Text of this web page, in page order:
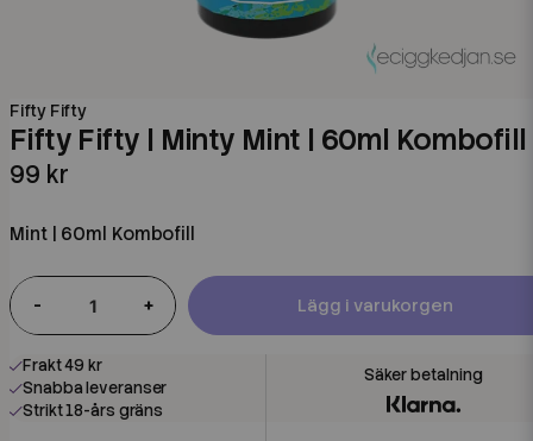
Fifty Fifty
Fifty Fifty | Minty Mint | 60ml Kombofill
99 kr
Mint | 60ml Kombofill
- + Lägg i varukorgen
Frakt 49 kr
Snabba leveranser
Strikt 18-års gräns